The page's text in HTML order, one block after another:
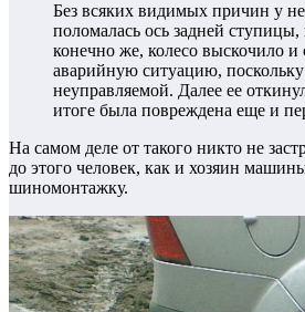
Без всяких видимых причин у
поломалась ось задней ступицы,
конечно же, колесо выскочило и
аварийную ситуацию,
неуправляемой. Далее ее
итоге была повреждена еще и
На самом деле от такого никто не
до этого человек, как и хозяин
шиномонтажку.